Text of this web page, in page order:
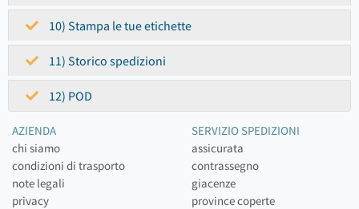
10) Stampa le tue etichette
11) Storico spedizioni
12) POD
AZIENDA
chi siamo
condizioni di trasporto
note legali
privacy
SERVIZIO SPEDIZIONI
assicurata
contrassegno
giacenze
province coperte